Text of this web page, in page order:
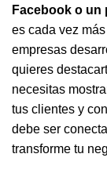
Facebook o un
es cada vez
empresas
quieres
necesitas
tus clientes y
debe ser
transforme tu